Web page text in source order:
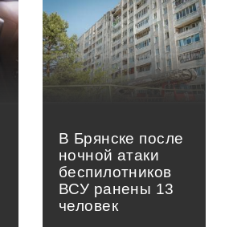
В Брянске после
ночной атаки
беспилотников
ВСУ ранены 13
человек